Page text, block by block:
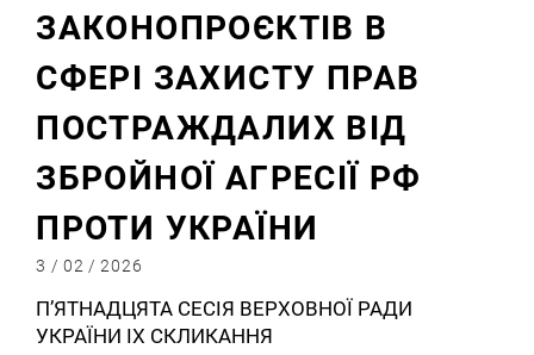
ЗАКОНОПРОЄКТІВ В
СФЕРІ ЗАХИСТУ ПРАВ
ПОСТРАЖДАЛИХ ВІД
ЗБРОЙНОЇ АГРЕСІЇ РФ
ПРОТИ УКРАЇНИ
3 / 02 / 2026
П’ЯТНАДЦЯТА СЕСІЯ ВЕРХОВНОЇ РАДИ
УКРАЇНИ IX СКЛИКАННЯ